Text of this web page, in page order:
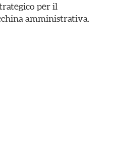
per il
amministrativa.